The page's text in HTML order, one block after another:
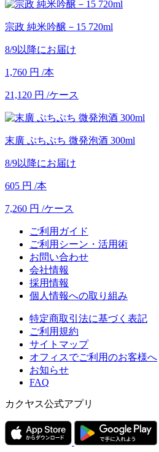
宗政 純米吟醸－15 720ml
8/9以降にお届け
1,760 円 /本
21,120 円 /ケース
末廣 ぷちぷち 微発泡酒 300ml
8/9以降にお届け
605 円 /本
7,260 円 /ケース
ご利用ガイド
ご利用シーン・活用術
お問い合わせ
会社情報
採用情報
個人情報への取り組み
特定商取引法に基づく表記
ご利用規約
サイトマップ
オフィスでご利用のお客様へ
お知らせ
FAQ
カクヤス公式アプリ